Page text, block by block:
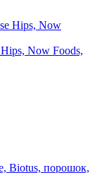
Now Foods,